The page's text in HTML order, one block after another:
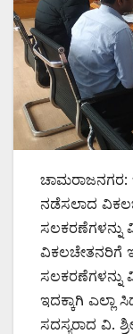
ಚಾಮರಾಜನಗರ:
ನಡೆಸಲಾದ
ಸಲಕರಣೆಗಳನ್ನು
ವಿಕಲಚೇತನರಿಗೆ
ಸಲಕರಣೆಗಳನ್ನು
ಇದಕ್ಕಾಗಿ ಎಲ್ಲಾ
ಸದಸ್ಯರಾದ ವಿ.